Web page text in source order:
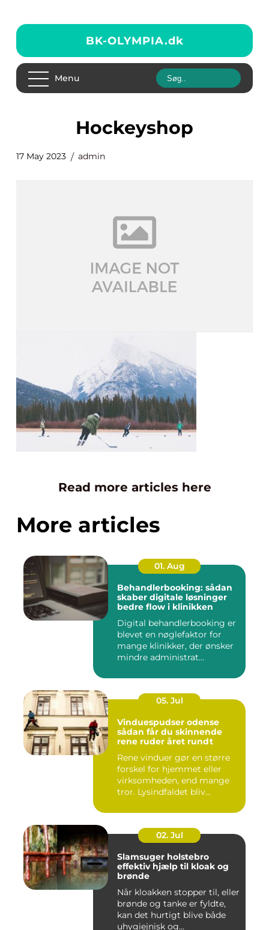
BK-OLYMPIA.dk
Menu
Hockeyshop
17 May 2023 admin
Read more articles here
More articles
01. Aug
Behandlerbooking: sådan
skaber digitale løsninger
bedre flow i klinikken
Digital behandlerbooking er
blevet en nøglefaktor for
mange klinikker, der ønsker
mindre administrat...
05. Jul
Vinduespudser odense
sådan får du skinnende
rene ruder året rundt
Rene vinduer gør en større
forskel for hjemmet eller
virksomheden, end mange
tror. Lysindfaldet bliv...
02. Jul
Slamsuger holstebro
effektiv hjælp til kloak og
brønde
Når kloakken stopper til, eller
brønde og tanke er fyldte,
kan det hurtigt blive både
uhygiejnisk og...